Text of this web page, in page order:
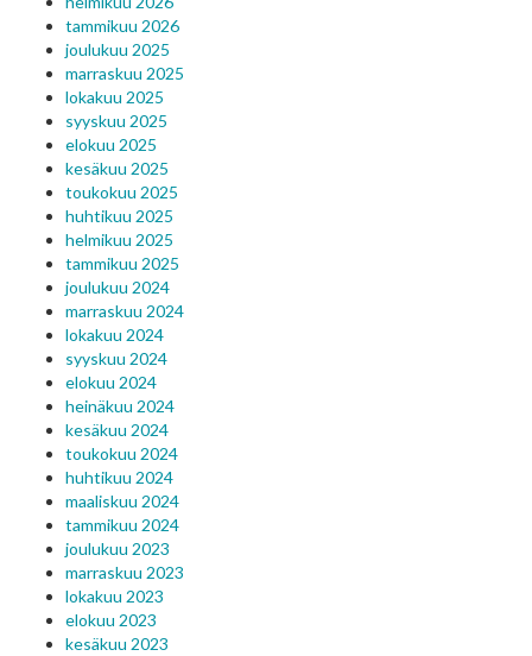
tammikuu 2026
joulukuu 2025
marraskuu 2025
lokakuu 2025
syyskuu 2025
elokuu 2025
kesäkuu 2025
toukokuu 2025
huhtikuu 2025
helmikuu 2025
tammikuu 2025
joulukuu 2024
marraskuu 2024
lokakuu 2024
syyskuu 2024
elokuu 2024
heinäkuu 2024
kesäkuu 2024
toukokuu 2024
huhtikuu 2024
maaliskuu 2024
tammikuu 2024
joulukuu 2023
marraskuu 2023
lokakuu 2023
elokuu 2023
kesäkuu 2023